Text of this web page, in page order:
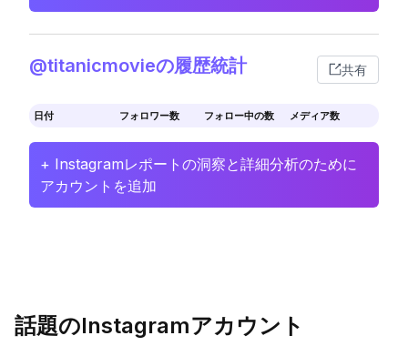
@titanicmovieの履歴統計 共有
日付 フォロワー数 フォロー中の数 メディア数
+ Instagramレポートの洞察と詳細分析のために
アカウントを追加
話題のInstagramアカウント